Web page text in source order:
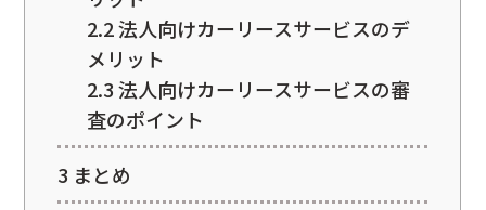
2.2法人向けカーリースサービスのデ
メリット
2.3法人向けカーリースサービスの審
査のポイント
3 まとめ